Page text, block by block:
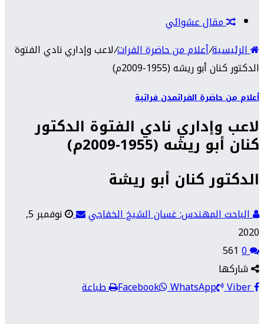
مقال عشوائي
الرئيسية/أعلام من حاضرة الفرات/لاعب وإداري نادي الفتوة
الدكتور كنان أبو ريشه (1955-2009م)
أعلام من حاضرة الفراتمدن فراتية
لاعب وإداري نادي الفتوة الدكتور
كنان أبو ريشه (1955-2009م)
الدكتور كنان أبو ريشة
الباحث المهندس: غسان الشيخ الخفاجي
نوفمبر 5,
2020
0
شاركها
Facebook
WhatsApp Viber طباعة